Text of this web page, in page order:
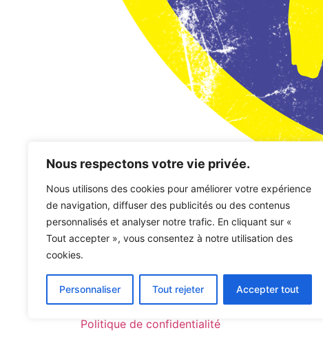
Nous respectons votre vie privée.
Nous utilisons des cookies pour améliorer votre expérience
de navigation, diffuser des publicités ou des contenus
personnalisés et analyser notre trafic. En cliquant sur «
Tout accepter », vous consentez à notre utilisation des
cookies.
Personnaliser Tout rejeter Accepter tout
Mon compte Panier Validation de la
Alex Stratulat
Politique de confidentialité